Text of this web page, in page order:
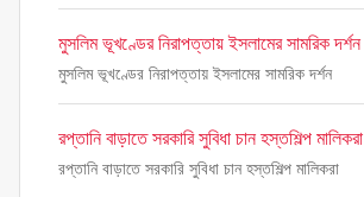
মুসলিম ভূখণ্ডের নিরাপত্তায় ইসলামের সামরিক দর্শন
মুসলিম ভূখণ্ডের নিরাপত্তায় ইসলামের সামরিক দর্শন
রপ্তানি বাড়াতে সরকারি সুবিধা চান হস্তশিল্প মালিকরা
রপ্তানি বাড়াতে সরকারি সুবিধা চান হস্তশিল্প মালিকরা